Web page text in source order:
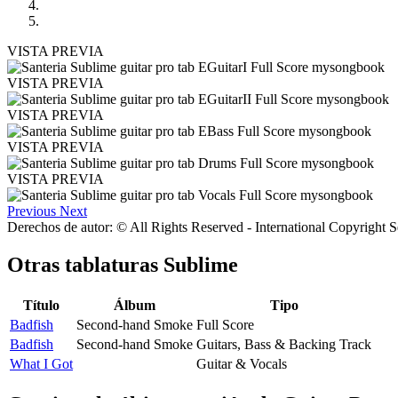
VISTA PREVIA
VISTA PREVIA
VISTA PREVIA
VISTA PREVIA
VISTA PREVIA
Previous Next
Derechos de autor: © All Rights Reserved - International Copyright
Otras tablaturas Sublime
Título Álbum
Tipo
Badfish
Second-hand Smoke Full Score
Badfish
Second-hand Smoke Guitars, Bass & Backing Track
What I Got
Guitar & Vocals